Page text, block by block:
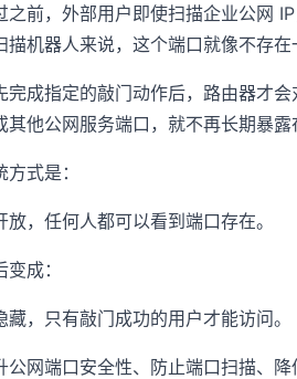
之前，外部用户即使扫描企业公网
描机器人来说，这个端口就像不存在
完成指定的敲门动作后，路由器才
他公网服务端口，就不再长期暴露
式是：
，任何人都可以看到端口存在。
成：
，只有敲门成功的用户才能访问。
公网端口安全性、防止端口扫描、